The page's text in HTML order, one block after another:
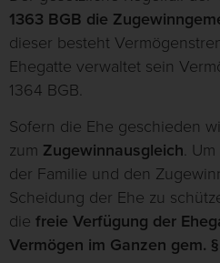
1363 BGB die
dieser besteht
Ehegatte verwaltet sein
1364 BGB.
Sofern die Ehe geschieden
zum Zugewinnausgleich.
der Familie und den
Scheidung der Ehe zu
die freie Verfügung der
Vermögen im Ganzen gem.